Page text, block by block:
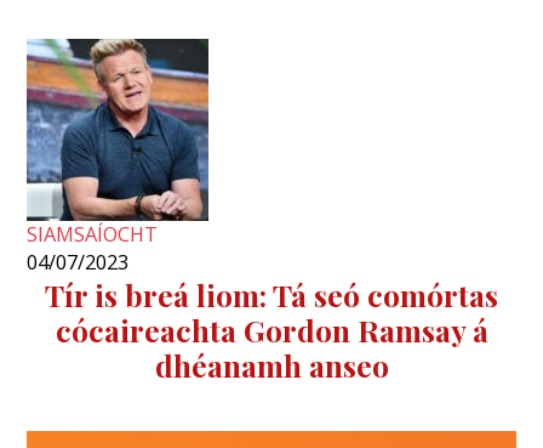
SIAMSAÍOCHT
04/07/2023
Tír is breá liom: Tá seó comórtas
cócaireachta Gordon Ramsay á
dhéanamh anseo